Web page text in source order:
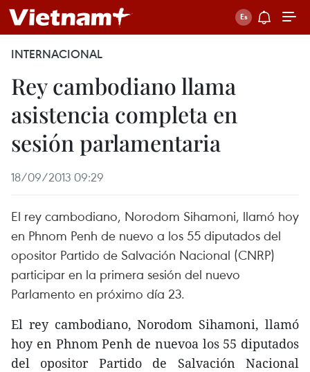
INTERNACIONAL
Rey cambodiano llama
asistencia completa en
sesión parlamentaria
18/09/2013 09:29
El rey cambodiano, Norodom Sihamoni, llamó hoy
en Phnom Penh de nuevo a los 55 diputados del
opositor Partido de Salvación Nacional (CNRP)
participar en la primera sesión del nuevo
Parlamento en próximo día 23.
El rey cambodiano, Norodom Sihamoni, llamó
hoy en Phnom Penh de nuevoa los 55 diputados
del opositor Partido de Salvación Nacional